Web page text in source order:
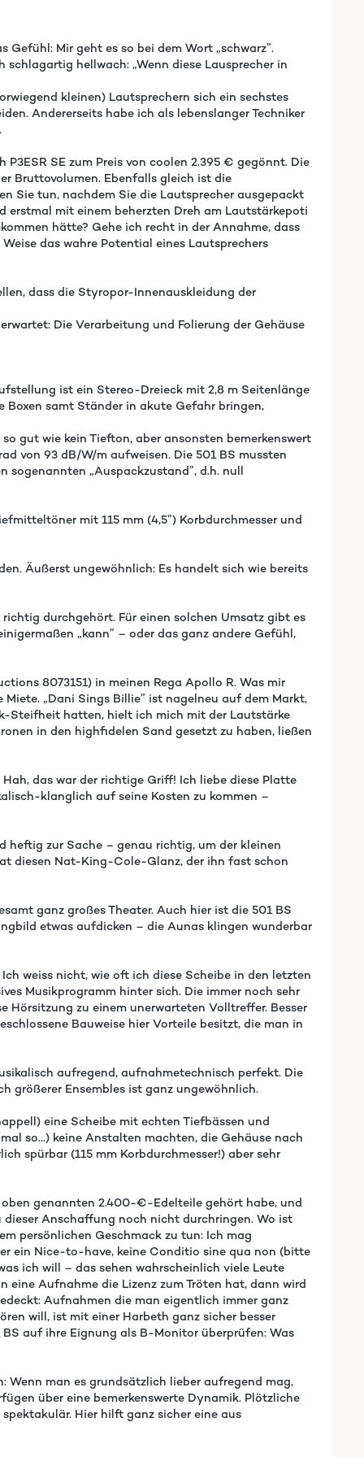
Gefühl: Mir geht es so bei dem Wort „schwarz”.
hellwach: „Wenn diese Lausprecher in
kleinen) Lautsprechern sich ein sechstes
Andererseits habe ich als lebenslanger Techniker
SE zum Preis von coolen 2.395 € gegönnt. Die
Bruttovolumen. Ebenfalls gleich ist die
Sie tun, nachdem Sie die Lautsprecher ausgepackt
erstmal mit einem beherzten Dreh am Lautstärkepoti
hätte? Gehe ich recht in der Annahme, dass
das wahre Potential eines Lautsprechers
dass die Styropor-Innenauskleidung der
Die Verarbeitung und Folierung der Gehäuse
ist ein Stereo-Dreieck mit 2,8 m Seitenlänge
Boxen samt Ständer in akute Gefahr bringen,
gut wie kein Tiefton, aber ansonsten bemerkenswert
von 93 dB/W/m aufweisen. Die 501 BS mussten
sogenannten „Auspackzustand”, d.h. null
mit 115 mm (4,5”) Korbdurchmesser und
Äußerst ungewöhnlich: Es handelt sich wie bereits
durchgehört. Für einen solchen Umsatz gibt es
„kann” – oder das ganz andere Gefühl,
8073151) in meinen Rega Apollo R. Was mir
„Dani Sings Billie” ist nagelneu auf dem Markt,
Steifheit hatten, hielt ich mich mit der Lautstärke
in den highfidelen Sand gesetzt zu haben, ließen
das war der richtige Griff! Ich liebe diese Platte
klanglich auf seine Kosten zu kommen –
heftig zur Sache – genau richtig, um der kleinen
diesen Nat-King-Cole-Glanz, der ihn fast schon
ganz großes Theater. Auch hier ist die 501 BS
etwas aufdicken – die Aunas klingen wunderbar
weiss nicht, wie oft ich diese Scheibe in den letzten
Musikprogramm hinter sich. Die immer noch sehr
Hörsitzung zu einem unerwarteten Volltreffer. Besser
Bauweise hier Vorteile besitzt, die man in
aufregend, aufnahmetechnisch perfekt. Die
größerer Ensembles ist ganz ungewöhnlich.
eine Scheibe mit echten Tiefbässen und
so...) keine Anstalten machten, die Gehäuse nach
spürbar (115 mm Korbdurchmesser!) aber sehr
oben genannten 2.400-€-Edelteile gehört habe, und
Anschaffung noch nicht durchringen. Wo ist
persönlichen Geschmack zu tun: Ich mag
ein Nice-to-have, keine Conditio sine qua non (bitte
ich will – das sehen wahrscheinlich viele Leute
eine Aufnahme die Lizenz zum Tröten hat, dann wird
Aufnahmen die man eigentlich immer ganz
will, ist mit einer Harbeth ganz sicher besser
auf ihre Eignung als B-Monitor überprüfen: Was
Wenn man es grundsätzlich lieber aufregend mag,
über eine bemerkenswerte Dynamik. Plötzliche
Hier hilft ganz sicher eine aus